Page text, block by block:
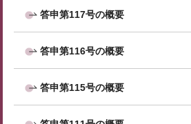
答申第117号の概要
答申第116号の概要
答申第115号の概要